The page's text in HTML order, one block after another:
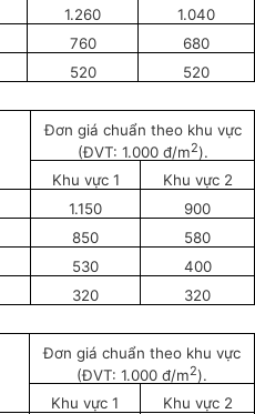
1.260
1.040
760
680
520
520
Đơn giá chuẩn theo khu vực
(ĐVT: 1.000 đ/m2).
Khu vực 1
Khu vực 2
1.150
900
850
580
530
400
320
320
Đơn giá chuẩn theo khu vực
(ĐVT: 1.000 đ/m2).
Khu vực 1
Khu vực 2